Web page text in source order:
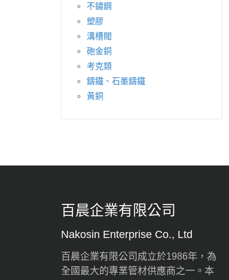
不鏽鋼
塑膠
溝槽閥
砲金銅
考克類
鑄鐵、石墨鑄鐵
黃銅
百晨企業有限公司
Nakosin Enterprise Co., Ltd
百晨企業有限公司成立於1986年，為
全國最大的專業管材供應商之一。本